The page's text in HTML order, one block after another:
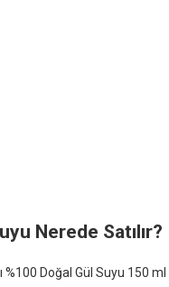
Nerede Satılır?
%100 Doğal Gül Suyu 150 ml